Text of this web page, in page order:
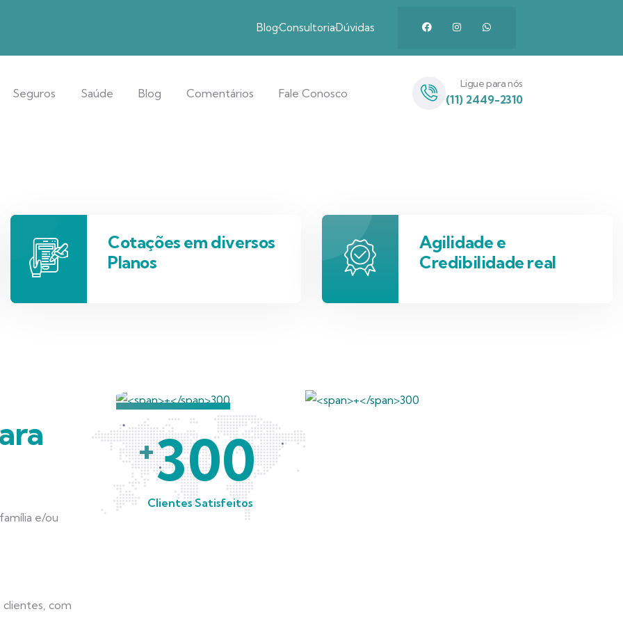
BlogConsultoriaDúvidas
Seguros Saúde Blog Comentários Fale Conosco
Ligue para nós
(11) 2449-2310
Cotações em diversos
Planos
Agilidade e
Credibilidade real
e/ou
clientes, com
+300
Clientes Satisfeitos